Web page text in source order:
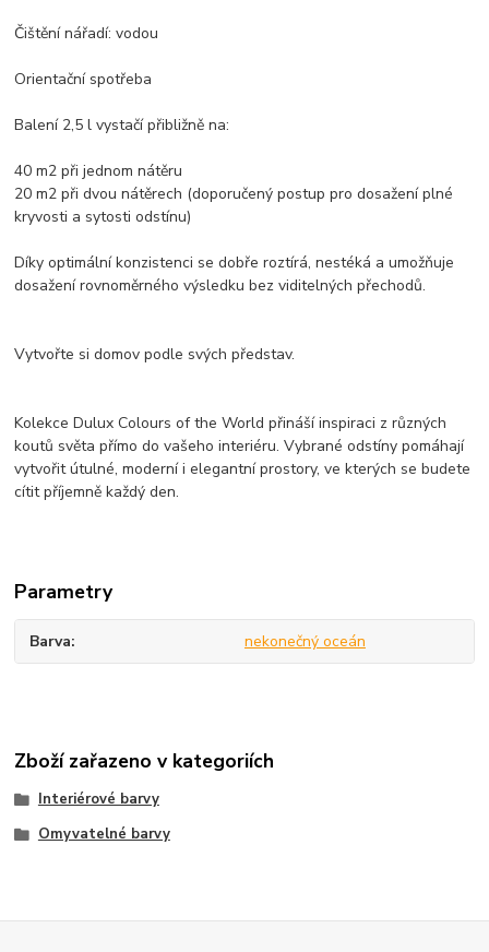
Čištění nářadí: vodou
Orientační spotřeba
Balení 2,5 l vystačí přibližně na:
40 m2 při jednom nátěru
20 m2 při dvou nátěrech (doporučený postup pro dosažení plné
kryvosti a sytosti odstínu)
Díky optimální konzistenci se dobře roztírá, nestéká a umožňuje
dosažení rovnoměrného výsledku bez viditelných přechodů.
Vytvořte si domov podle svých představ.
Kolekce Dulux Colours of the World přináší inspiraci z různých
koutů světa přímo do vašeho interiéru. Vybrané odstíny pomáhají
vytvořit útulné, moderní i elegantní prostory, ve kterých se budete
cítit příjemně každý den.
Parametry
Barva nekonečný oceán
Zboží zařazeno v kategoriích
Interiérové barvy
Omyvatelné barvy